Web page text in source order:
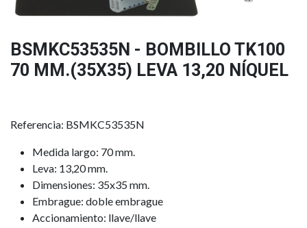
BSMKC53535N - BOMBILLO TK100
70 MM.(35X35) LEVA 13,20 NÍQUEL
Referencia: BSMKC53535N
Medida largo: 70 mm.
Leva: 13,20 mm.
Dimensiones: 35x35 mm.
Embrague: doble embrague
Accionamiento: llave/llave